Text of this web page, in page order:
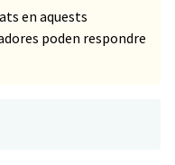
en aquests
poden respondre